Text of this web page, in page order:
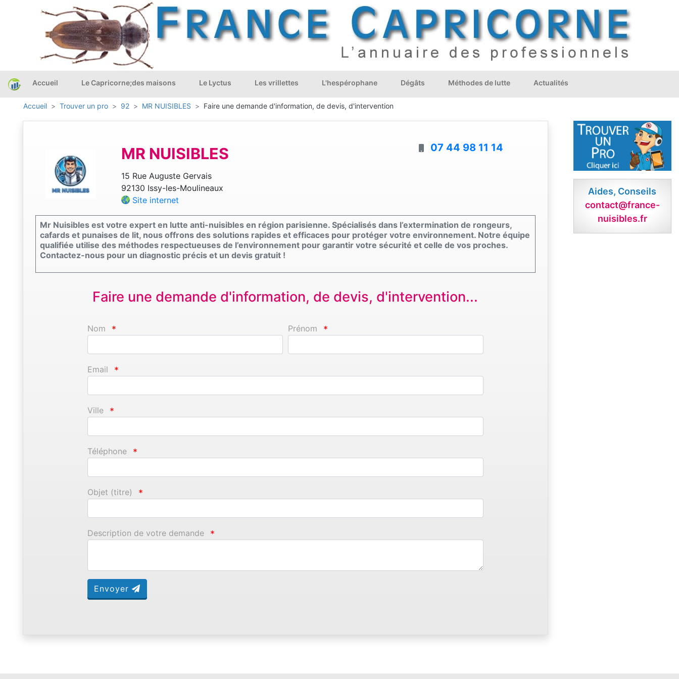
Accueil Le Capricorne;des maisons Le Lyctus Les vrillettes L'hespérophane Dégâts Méthodes de lutte Actualités
Accueil Trouver un pro 92 MR NUISIBLES Faire une demande d'information, de devis, d'intervention
MR NUISIBLES
15 Rue Auguste Gervais
92130 Issy-les-Moulineaux
Site internet
07 44 98 11 14
Mr Nuisibles est votre expert en lutte anti-nuisibles en région parisienne. Spécialisés dans l’extermination de rongeurs,
cafards et punaises de lit, nous offrons des solutions rapides et efficaces pour protéger votre environnement. Notre équipe
qualifiée utilise des méthodes respectueuses de l’environnement pour garantir votre sécurité et celle de vos proches.
Contactez-nous pour un diagnostic précis et un devis gratuit !
Faire une demande d'information, de devis, d'intervention...
Nom * Prénom *
Email *
Ville *
Téléphone *
Objet (titre) *
Description de votre demande *
Envoyer
Aides, Conseils
contact@france-
nuisibles.fr